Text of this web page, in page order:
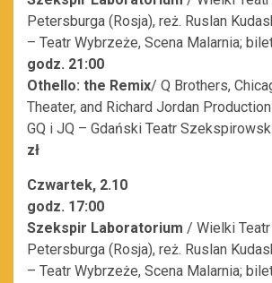
Petersburga (Rosja), reż. Ruslan
– Teatr Wybrzeże, Scena Malarnia;
godz. 21:00
Othello: the Remix/ Q Brothers,
Theater, and Richard Jordan
GQ i JQ – Gdański Teatr
zł
Czwartek, 2.10
godz. 17:00
Szekspir Laboratorium / Wielki
Petersburga (Rosja), reż. Ruslan
– Teatr Wybrzeże, Scena Malarnia;